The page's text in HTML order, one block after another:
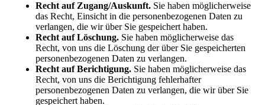
Recht auf Zugang/Auskunft. Sie haben möglicherweise
das Recht, Einsicht in die personenbezogenen Daten zu
verlangen, die wir über Sie gespeichert haben.
Recht auf Löschung. Sie haben möglicherweise das
Recht, von uns die Löschung der über Sie gespeicherten
personenbezogenen Daten zu verlangen.
Recht auf Berichtigung. Sie haben möglicherweise das
Recht, von uns die Berichtigung fehlerhafter
personenbezogenen Daten zu verlangen, die wir über Sie
gespeichert haben.